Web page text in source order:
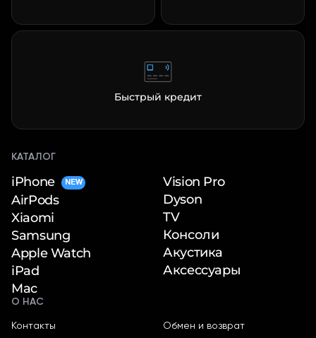
Быстрый кредит
КАТАЛОГ
iPhone NEW
AirPods
Xiaomi
Samsung
Apple Watch
iPad
Mac
Vision Pro
Dyson
TV
Консоли
Акустика
Аксессуары
О НАС
Контакты
Обмен и возврат